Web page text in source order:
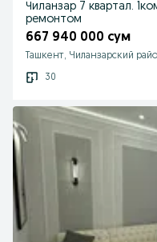
Чиланзар 7 квартал.
ремонтом
667 940 000 сум
Ташкент, Чиланзарский
30